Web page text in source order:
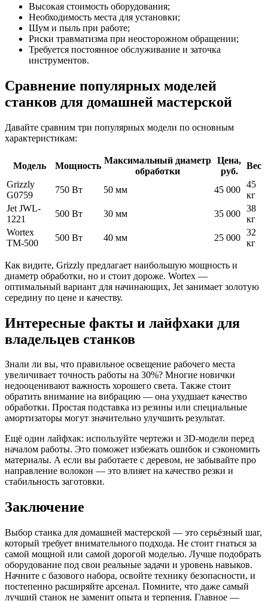
Высокая стоимость оборудования;
Необходимость места для установки;
Шум и пыль при работе;
Риски травматизма при неосторожном обращении;
Требуется постоянное обслуживание и заточка
инструментов.
Сравнение популярных моделей
станков для домашней мастерской
Давайте сравним три популярных модели по основным
характеристикам:
Модель Мощность
Максимальный диаметр
обработки
Цена,
руб.
Вес
Grizzly
G0759
750 Вт 50 мм 45 000
45
кг
Jet JWL-
1221
500 Вт 30 мм 35 000
38
кг
Wortex
TM-500
500 Вт 40 мм 25 000
32
кг
Как видите, Grizzly предлагает наибольшую мощность и
диаметр обработки, но и стоит дороже. Wortex —
оптимальный вариант для начинающих, Jet занимает золотую
середину по цене и качеству.
Интересные факты и лайфхаки для
владельцев станков
Знали ли вы, что правильное освещение рабочего места
увеличивает точность работы на 30%? Многие новички
недооценивают важность хорошего света. Также стоит
обратить внимание на вибрацию — она ухудшает качество
обработки. Простая подставка из резины или специальные
амортизаторы могут значительно улучшить результат.
Ещё один лайфхак: используйте чертежи и 3D-модели перед
началом работы. Это поможет избежать ошибок и сэкономить
материалы. А если вы работаете с деревом, не забывайте про
направление волокон — это влияет на качество резки и
стабильность заготовки.
Заключение
Выбор станка для домашней мастерской — это серьёзный шаг,
который требует внимательного подхода. Не стоит гнаться за
самой мощной или самой дорогой моделью. Лучше подобрать
оборудование под свои реальные задачи и уровень навыков.
Начните с базового набора, освойте технику безопасности, и
постепенно расширяйте арсенал. Помните, что даже самый
лучший станок не заменит опыта и терпения. Главное —